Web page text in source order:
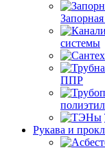
системы
ППР
Рукава и